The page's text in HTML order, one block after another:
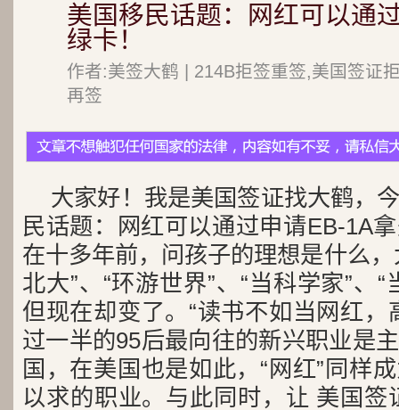
美国移民话题：网红可以通
绿卡！
作者:美签大鹤 | 214B拒签重签,美国签证
再签
大家好！我是美国签证找大鹤，
民话题：网红可以通过申请EB-1A
在十多年前，问孩子的理想是什么
北大”、“环游世界”、“当科学家”、
但现在却变了。“读书不如当网红，
过一半的95后最向往的新兴职业是
国，在美国也是如此，“网红”同样
以求的职业。与此同时，让 美国签